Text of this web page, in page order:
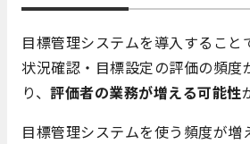
目標管理システムを導入すること
状況確認・目標設定の評価の頻度
り、 評価者の業務が増える可能性
目標管理システムを使う頻度が増